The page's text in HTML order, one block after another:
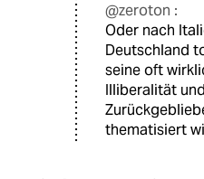
@zeroton :
Oder nach
Deutschland
seine oft
Illiberalität
thematisiert